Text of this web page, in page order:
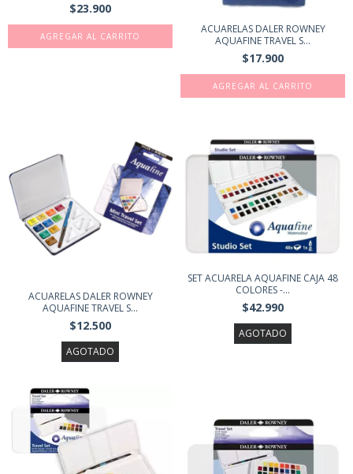
$23.900
ACUARELAS DALER ROWNEY
AQUAFINE TRAVEL S...
$17.900
ACUARELAS DALER ROWNEY
AQUAFINE TRAVEL S...
$12.500
AGOTADO
SET ACUARELA AQUAFINE CAJA 48
COLORES -...
$42.990
AGOTADO